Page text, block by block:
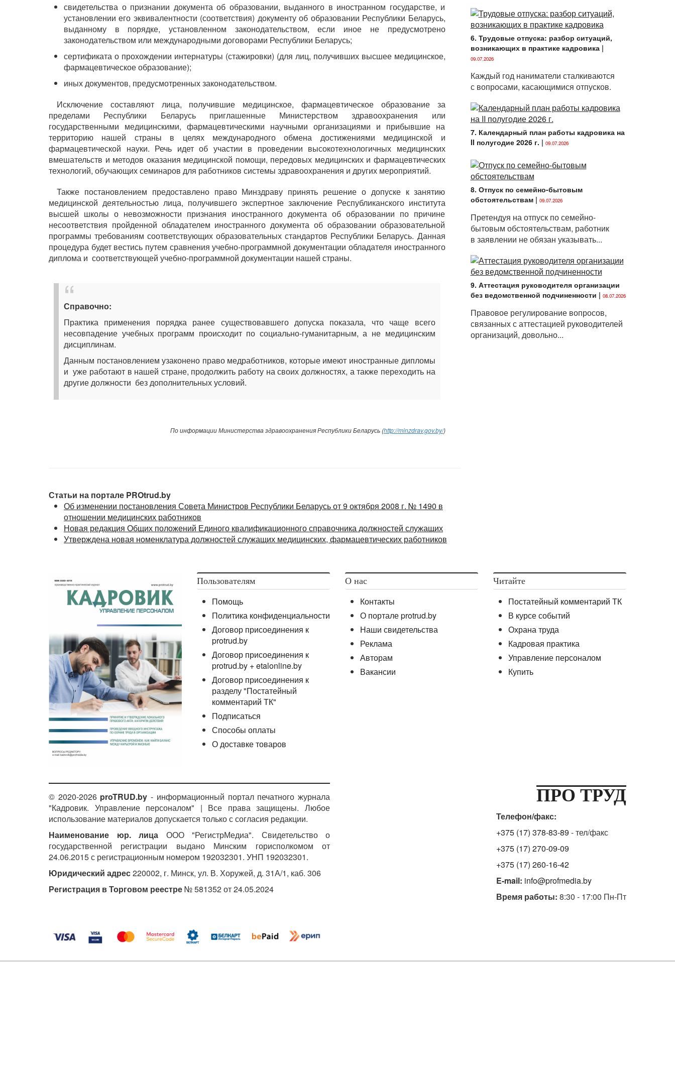
свидетельства о признании документа об образовании, выданного в иностранном государстве, и
установлении его эквивалентности (соответствия) документу об образовании Республики Беларусь,
выданному в порядке, установленном законодательством, если иное не предусмотрено
законодательством или международными договорами Республики Беларусь;
сертификата о прохождении интернатуры (стажировки) (для лиц, получивших высшее медицинское,
фармацевтическое образование);
иных документов, предусмотренных законодательством.
Исключение составляют лица, получившие медицинское, фармацевтическое образование за
пределами Республики Беларусь приглашенные Министерством здравоохранения или
государственными медицинскими, фармацевтическими научными организациями и прибывшие на
территорию нашей страны в целях международного обмена достижениями медицинской и
фармацевтической науки. Речь идет об участии в проведении высокотехнологичных медицинских
вмешательств и методов оказания медицинской помощи, передовых медицинских и фармацевтических
технологий, обучающих семинаров для работников системы здравоохранения и других мероприятий.
Также постановлением предоставлено право Минздраву принять решение о допуске к занятию
медицинской деятельностью лица, получившего экспертное заключение Республиканского института
высшей школы о невозможности признания иностранного документа об образовании по причине
несоответствия пройденной обладателем иностранного документа об образовании образовательной
программы требованиям соответствующих образовательных стандартов Республики Беларусь. Данная
процедура будет вестись путем сравнения учебно-программной документации обладателя иностранного
диплома и соответствующей учебно-программной документации нашей страны.
Справочно:
Практика применения порядка ранее существовавшего допуска показала, что чаще всего
несовпадение учебных программ происходит по социально-гуманитарным, а не медицинским
дисциплинам.
Данным постановлением узаконено право медработников, которые имеют иностранные дипломы
и уже работают в нашей стране, продолжить работу на своих должностях, а также переходить на
другие должности без дополнительных условий.
По информации Министерства здравоохранения Республики Беларусь (http://minzdrav.gov.by/)
Статьи на портале PROtrud.by
Об изменении постановления Совета Министров Республики Беларусь от 9 октября 2008 г. № 1490 в
отношении медицинских работников
Новая редакция Общих положений Единого квалификационного справочника должностей служащих
Утверждена новая номенклатура должностей служащих медицинских, фармацевтических работников
6. Трудовые отпуска: разбор ситуаций,
возникающих в практике кадровика|
09.07.2026
Каждый год наниматели сталкиваются
с вопросами, касающимися отпусков.
7. Календарный план работы кадровика на
II полугодие 2026 г. | 09.07.2026
8. Отпуск по семейно-бытовым
обстоятельствам| 09.07.2026
Претендуя на отпуск по семейно-
бытовым обстоятельствам, работник
в заявлении не обязан указывать...
9. Аттестация руководителя организации
без ведомственной подчиненности | 08.07.2026
Правовое регулирование вопросов,
связанных с аттестацией руководителей
организаций, довольно...
Пользователям
Помощь
Политика конфиденциальности
Договор присоединения к
protrud.by
Договор присоединения к
protrud.by + etalonline.by
Договор присоединения к
разделу "Постатейный
комментарий ТК"
Подписаться
Способы оплаты
О доставке товаров
О нас
Контакты
О портале protrud.by
Наши свидетельства
Реклама
Авторам
Вакансии
Читайте
Постатейный комментарий ТК
В курсе событий
Охрана труда
Кадровая практика
Управление персоналом
Купить
© 2020-2026 proTRUD.by - информационный портал печатного журнала
"Кадровик. Управление персоналом" | Все права защищены. Любое
использование материалов допускается только с согласия редакции.
Наименование юр. лица ООО "РегистрМедиа". Свидетельство о
государственной регистрации выдано Минским горисполкомом от
24.06.2015 с регистрационным номером 192032301. УНП 192032301.
Юридический адрес220002, г. Минск, ул. В. Хоружей, д. 31А/1, каб. 306
Регистрация в Торговом реестре№ 581352 от 24.05.2024
ПРО ТРУД
Телефон/факс:
+375 (17) 378-83-89 - тел/факс
+375 (17) 270-09-09
+375 (17) 260-16-42
E-mail: info@profmedia.by
Время работы: 8:30 - 17:00 Пн-Пт